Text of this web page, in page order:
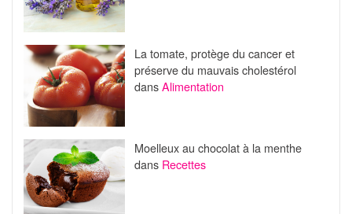
La tomate, protège du cancer et
préserve du mauvais cholestérol
dansAlimentation
Moelleux au chocolat à la menthe
dans Recettes